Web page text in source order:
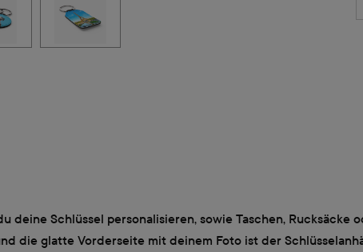
deine Schlüssel personalisieren, sowie Taschen,
die glatte Vorderseite mit deinem Foto ist der